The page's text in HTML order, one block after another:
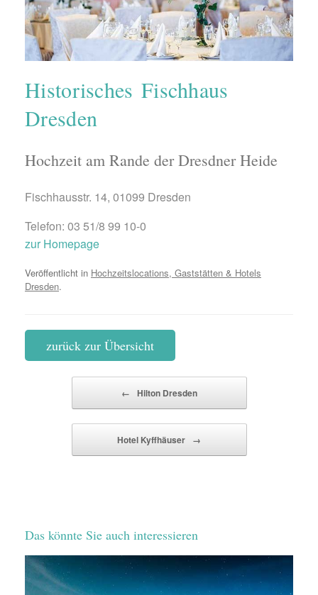
Historisches Fischhaus
Dresden
Hochzeit am Rande der Dresdner Heide
Fischhausstr. 14, 01099 Dresden
Telefon: 03 51/8 99 10-0
zur Homepage
Veröffentlicht in Hochzeitslocations, Gaststätten & Hotels
Dresden.
zurück zur Übersicht
← Hilton Dresden
Hotel Kyffhäuser →
Das könnte Sie auch interessieren